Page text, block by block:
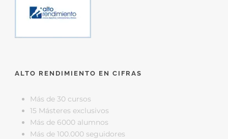
ALTO RENDIMIENTO EN CIFRAS
Más de 30 cursos
15 Másteres exclusivos
Más de 6000 alumnos
Más de 100.000 seguidores